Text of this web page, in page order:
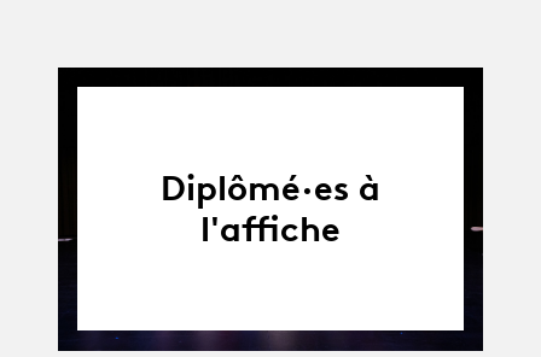
Diplômé·es à
l'affiche